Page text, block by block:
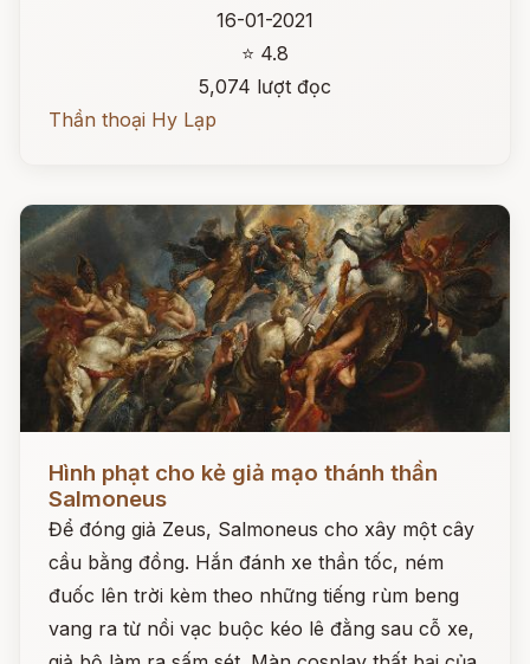
16-01-2021
⭐ 4.8
5,074 lượt đọc
Thần thoại Hy Lạp
Hình phạt cho kẻ giả mạo thánh thần
Salmoneus
Để đóng giả Zeus, Salmoneus cho xây một cây
cầu bằng đồng. Hắn đánh xe thần tốc, ném
đuốc lên trời kèm theo những tiếng rùm beng
vang ra từ nồi vạc buộc kéo lê đằng sau cỗ xe,